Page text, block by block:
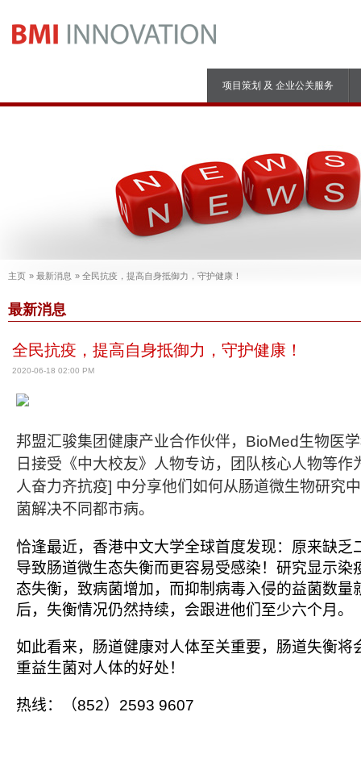
项目策划 及 企业公关服务
主页 最新消息 全民抗疫，提高自身抵御力，守护健康！
最新消息
全民抗疫，提高自身抵御力，守护健康！
2020-06-18 02:00 PM
邦盟汇骏集团健康产业合作伙伴， BioMed生物医
日接受《中大校友》人物专访，团队核心人物等作
人奋力齐抗疫] 中分享他们如何从肠道微生物研究
菌解决不同都市病。
恰逢最近，香港中文大学全球首度发现：原来缺乏
导致肠道微生态失衡而更容易受感染！研究显示染
态失衡，致病菌增加，而抑制病毒入侵的益菌数量
后，失衡情况仍然持续，会跟进他们至少六个月。
如此看来，肠道健康对人体至关重要，肠道失衡将
重益生菌对人体的好处！
热线：（852） 2593 9607